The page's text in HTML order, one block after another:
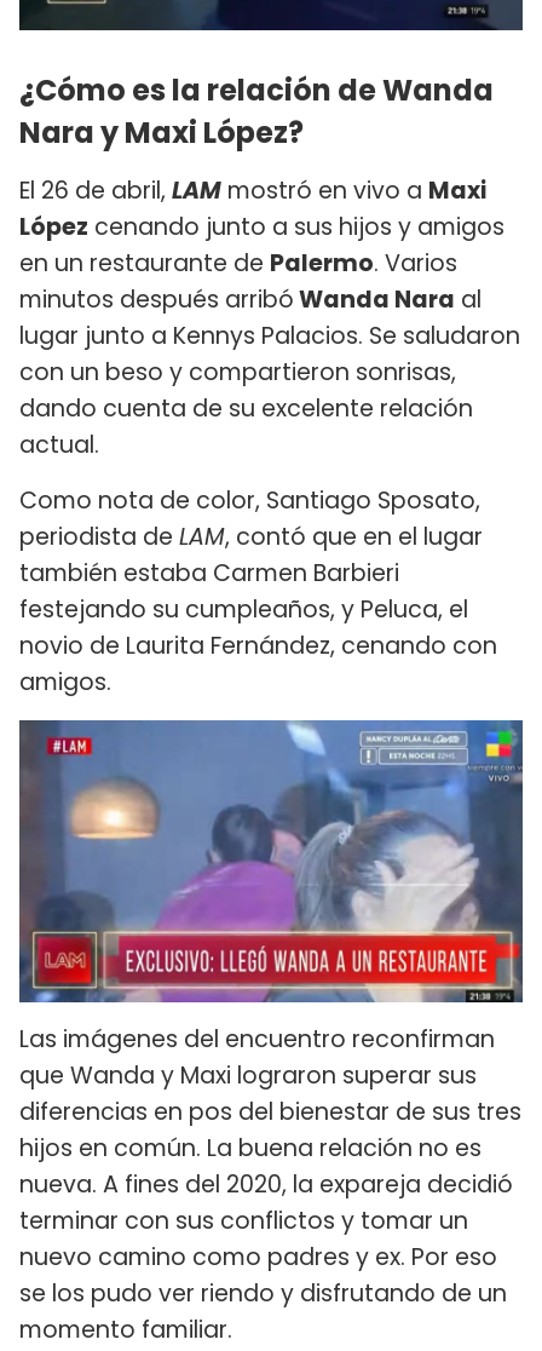
¿Cómo es la relación de Wanda
Nara y Maxi López?
El 26 de abril, LAM mostró en vivo a Maxi
López cenando junto a sus hijos y amigos
en un restaurante de Palermo. Varios
minutos después arribóWanda Nara al
lugar junto a Kennys Palacios. Se saludaron
con un beso y compartieron sonrisas,
dando cuenta de su excelente relación
actual.
Como nota de color, Santiago Sposato,
periodista de LAM, contó que en el lugar
también estaba Carmen Barbieri
festejando su cumpleaños, y Peluca, el
novio de Laurita Fernández, cenando con
amigos.
Las imágenes del encuentro reconfirman
que Wanda y Maxi lograron superar sus
diferencias en pos del bienestar de sus tres
hijos en común. La buena relación no es
nueva. A fines del 2020, la expareja decidió
terminar con sus conflictos y tomar un
nuevo camino como padres y ex. Por eso
se los pudo ver riendo y disfrutando de un
momento familiar.